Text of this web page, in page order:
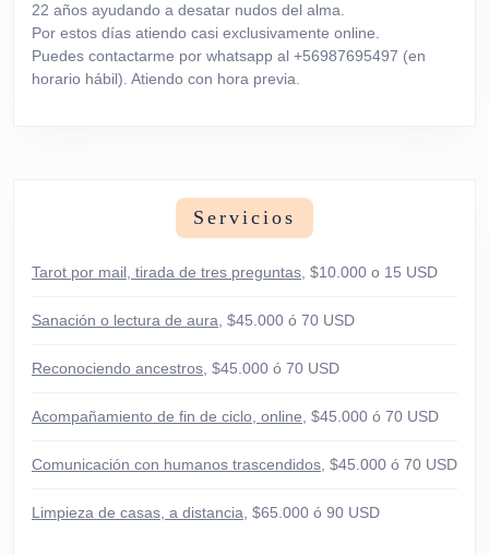
22 años ayudando a desatar nudos del alma.
Por estos días atiendo casi exclusivamente online.
Puedes contactarme por whatsapp al +56987695497 (en
horario hábil). Atiendo con hora previa.
Servicios
Tarot por mail, tirada de tres preguntas , $10.000 o 15 USD
Sanación o lectura de aura , $45.000 ó 70 USD
Reconociendo ancestros , $45.000 ó 70 USD
Acompañamiento de fin de ciclo, online , $45.000 ó 70 USD
Comunicación con humanos trascendidos , $45.000 ó 70 USD
Limpieza de casas, a distancia , $65.000 ó 90 USD